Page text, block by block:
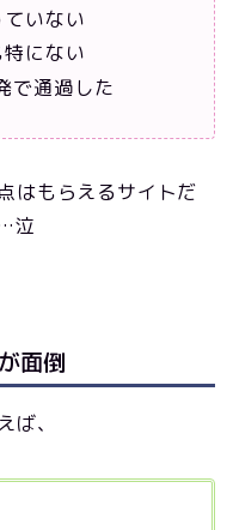
いない
にない
で通過した
はもらえるサイトだ
泣
面倒
ば、